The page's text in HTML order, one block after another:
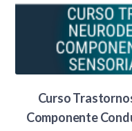
Curso
Componente